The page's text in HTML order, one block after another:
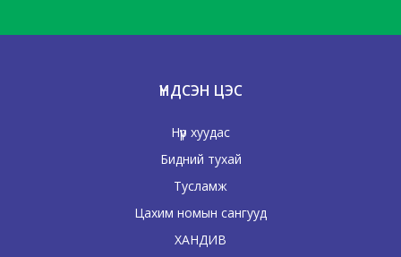
ҮНДСЭН ЦЭС
Нүүр хуудас
Бидний тухай
Тусламж
Цахим номын сангууд
ХАНДИВ